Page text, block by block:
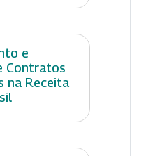
e
Contratos
na Receita